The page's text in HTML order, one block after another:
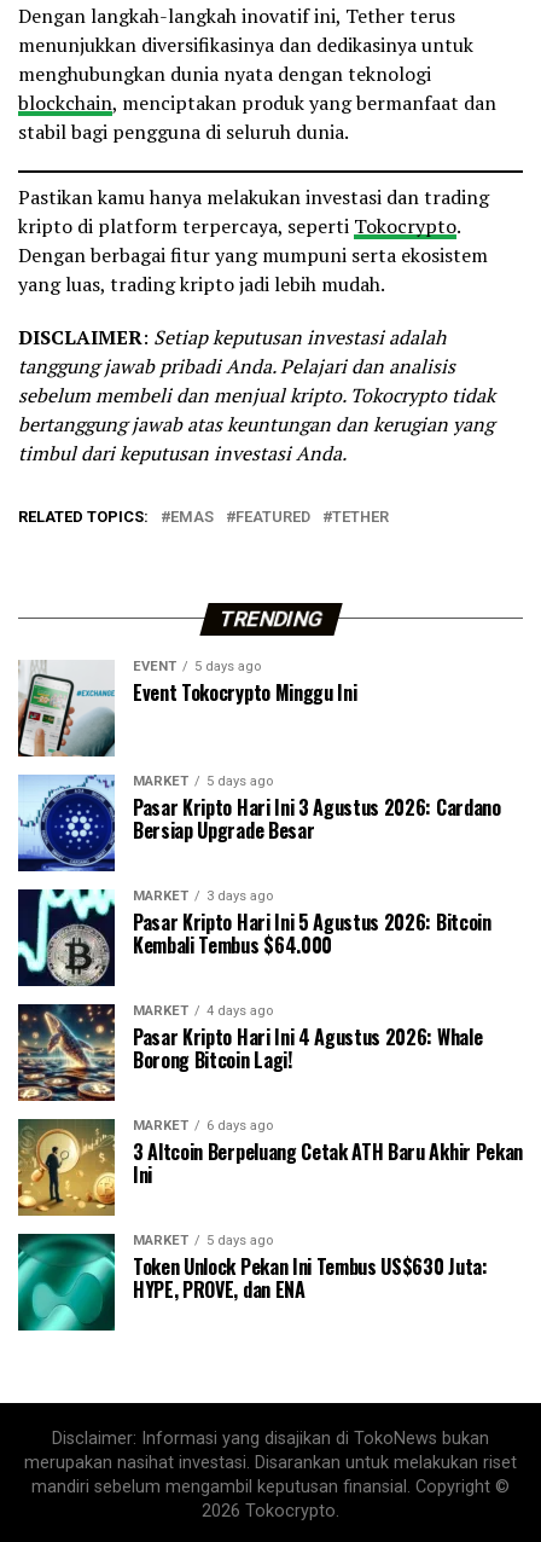
Dengan langkah-langkah inovatif ini, Tether terus
menunjukkan diversifikasinya dan dedikasinya untuk
menghubungkan dunia nyata dengan teknologi
blockchain, menciptakan produk yang bermanfaat dan
stabil bagi pengguna di seluruh dunia.
Pastikan kamu hanya melakukan investasi dan trading
kripto di platform terpercaya, seperti Tokocrypto.
Dengan berbagai fitur yang mumpuni serta ekosistem
yang luas, trading kripto jadi lebih mudah.
DISCLAIMER: Setiap keputusan investasi adalah
tanggung jawab pribadi Anda. Pelajari dan analisis
sebelum membeli dan menjual kripto. Tokocrypto tidak
bertanggung jawab atas keuntungan dan kerugian yang
timbul dari keputusan investasi Anda.
RELATED TOPICS: EMAS FEATURED TETHER
TRENDING
EVENT 5 days ago
Event Tokocrypto Minggu Ini
MARKET 5 days ago
Pasar Kripto Hari Ini 3 Agustus 2026: Cardano
Bersiap Upgrade Besar
MARKET 3 days ago
Pasar Kripto Hari Ini 5 Agustus 2026: Bitcoin
Kembali Tembus $64.000
MARKET 4 days ago
Pasar Kripto Hari Ini 4 Agustus 2026: Whale
Borong Bitcoin Lagi!
MARKET 6 days ago
3 Altcoin Berpeluang Cetak ATH Baru Akhir Pekan
Ini
MARKET 5 days ago
Token Unlock Pekan Ini Tembus US$630 Juta:
HYPE, PROVE, dan ENA
Disclaimer: Informasi yang disajikan di TokoNews bukan
merupakan nasihat investasi. Disarankan untuk melakukan riset
mandiri sebelum mengambil keputusan finansial. Copyright ©
2026 Tokocrypto.